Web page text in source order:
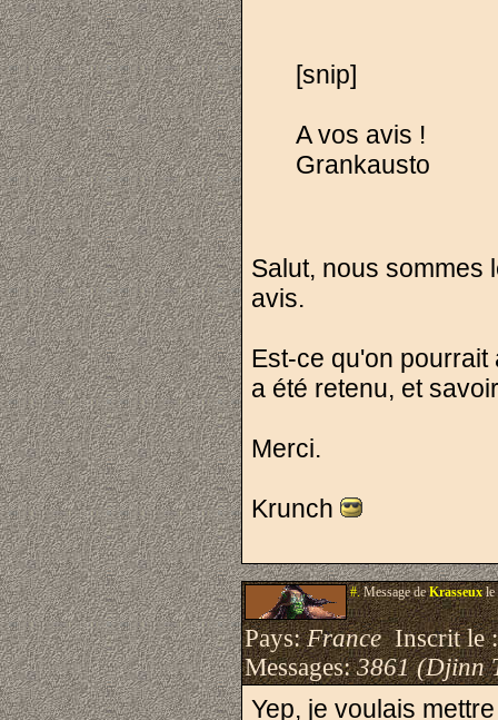
[snip]
A vos avis !
Grankausto
Salut, nous sommes
avis.
Est-ce qu'on
a été retenu, et
Merci.
Krunch
#.Message deKrasseuxle
Pays:FranceInscrit le
Messages:3861 (Djinn
Yep, je voulais